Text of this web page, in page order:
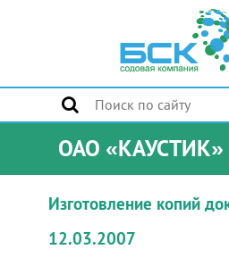
ОАО «КАУСТИК»
Изготовление копий
12.03.2007